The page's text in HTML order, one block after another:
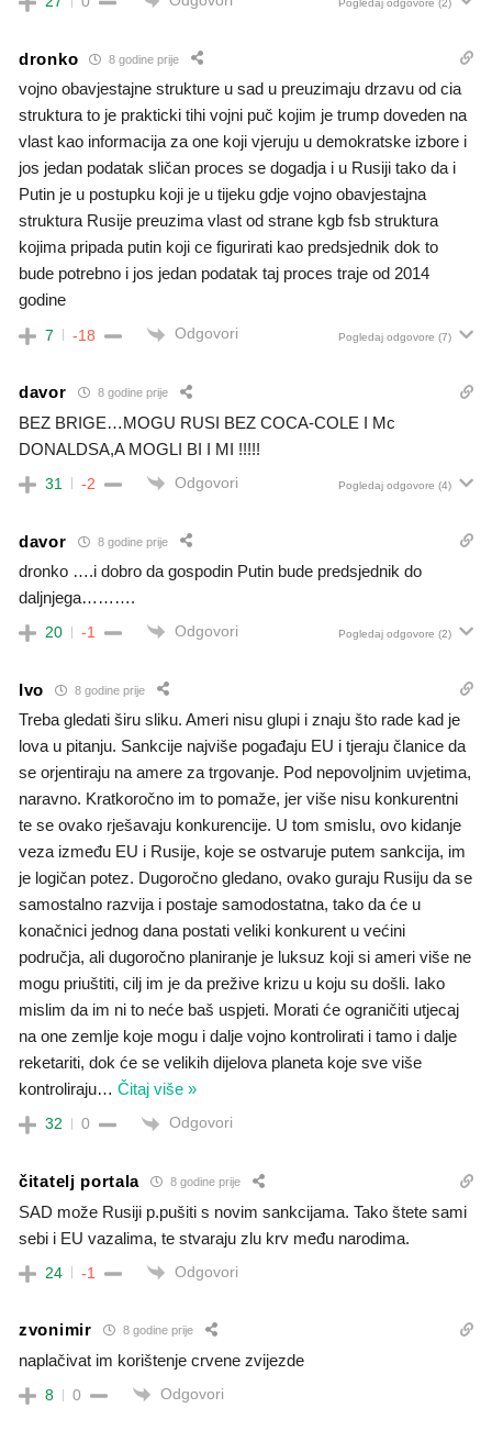
Pogledaj odgovore (2)
dronko 8 godine prije
vojno obavjestajne strukture u sad u preuzimaju drzavu od cia
struktura to je prakticki tihi vojni puč kojim je trump doveden na
vlast kao informacija za one koji vjeruju u demokratske izbore i
jos jedan podatak sličan proces se dogadja i u Rusiji tako da i
Putin je u postupku koji je u tijeku gdje vojno obavjestajna
struktura Rusije preuzima vlast od strane kgb fsb struktura
kojima pripada putin koji ce figurirati kao predsjednik dok to
bude potrebno i jos jedan podatak taj proces traje od 2014
godine
7 -18 Odgovori Pogledaj odgovore (7)
davor 8 godine prije
BEZ BRIGE…MOGU RUSI BEZ COCA-COLE I Mc
DONALDSA,A MOGLI BI I MI !!!!!
31 -2 Odgovori Pogledaj odgovore (4)
davor 8 godine prije
dronko ….i dobro da gospodin Putin bude predsjednik do
daljnjega……….
20 -1 Odgovori Pogledaj odgovore (2)
Ivo 8 godine prije
Treba gledati širu sliku. Ameri nisu glupi i znaju što rade kad je
lova u pitanju. Sankcije najviše pogađaju EU i tjeraju članice da
se orjentiraju na amere za trgovanje. Pod nepovoljnim uvjetima,
naravno. Kratkoročno im to pomaže, jer više nisu konkurentni
te se ovako rješavaju konkurencije. U tom smislu, ovo kidanje
veza između EU i Rusije, koje se ostvaruje putem sankcija, im
je logičan potez. Dugoročno gledano, ovako guraju Rusiju da se
samostalno razvija i postaje samodostatna, tako da će u
konačnici jednog dana postati veliki konkurent u većini
područja, ali dugoročno planiranje je luksuz koji si ameri više ne
mogu priuštiti, cilj im je da prežive krizu u koju su došli. Iako
mislim da im ni to neće baš uspjeti. Morati će ograničiti utjecaj
na one zemlje koje mogu i dalje vojno kontrolirati i tamo i dalje
reketariti, dok će se velikih dijelova planeta koje sve više
kontroliraju… Čitaj više »
32 0 Odgovori
čitatelj portala 8 godine prije
SAD može Rusiji p.pušiti s novim sankcijama. Tako štete sami
sebi i EU vazalima, te stvaraju zlu krv među narodima.
24 -1 Odgovori
zvonimir 8 godine prije
naplačivat im korištenje crvene zvijezde
8 0 Odgovori